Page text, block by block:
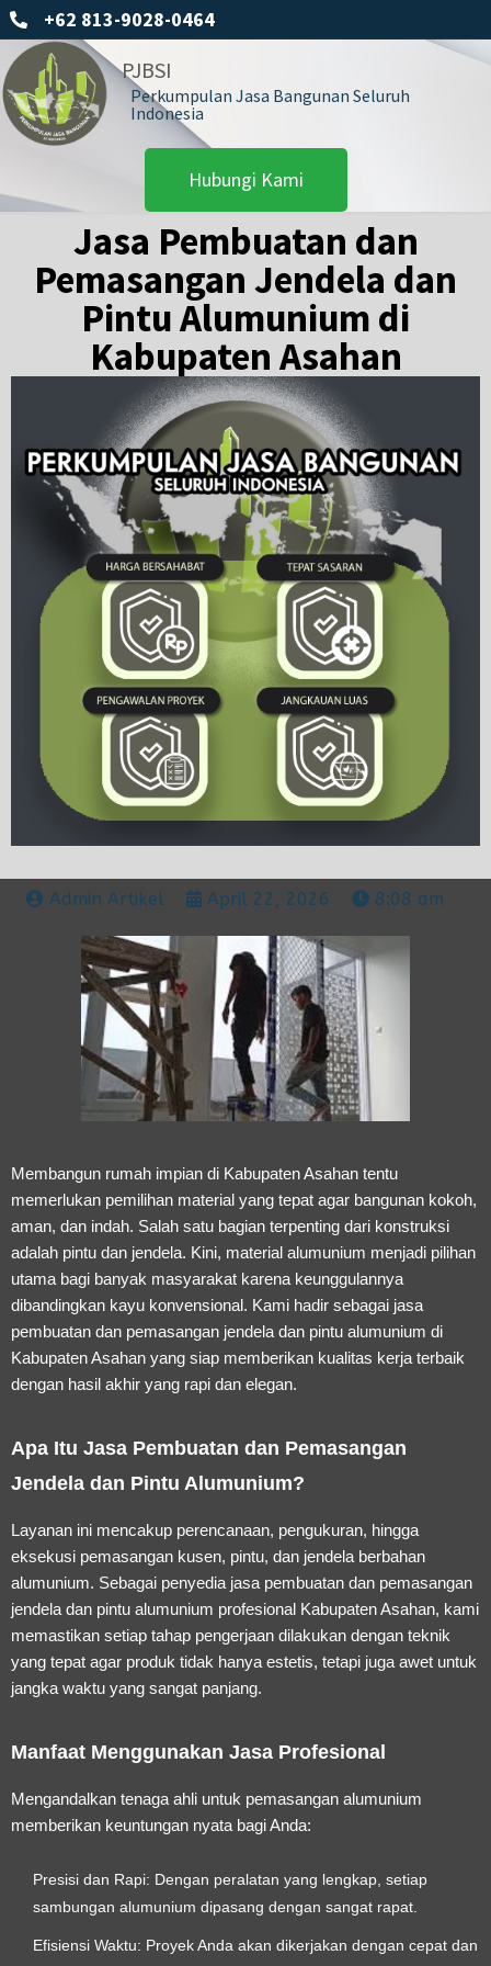
+62 813-9028-0464
PJBSI
Perkumpulan Jasa Bangunan Seluruh
Indonesia
Hubungi Kami
Jasa Pembuatan dan
Pemasangan Jendela dan
Pintu Alumunium di
Kabupaten Asahan
Admin Artikel April 22, 2026 8:08 am
Membangun rumah impian di Kabupaten Asahan tentu
memerlukan pemilihan material yang tepat agar bangunan kokoh,
aman, dan indah. Salah satu bagian terpenting dari konstruksi
adalah pintu dan jendela. Kini, material alumunium menjadi pilihan
utama bagi banyak masyarakat karena keunggulannya
dibandingkan kayu konvensional. Kami hadir sebagai jasa
pembuatan dan pemasangan jendela dan pintu alumunium di
Kabupaten Asahan yang siap memberikan kualitas kerja terbaik
dengan hasil akhir yang rapi dan elegan.
Apa Itu Jasa Pembuatan dan Pemasangan
Jendela dan Pintu Alumunium?
Layanan ini mencakup perencanaan, pengukuran, hingga
eksekusi pemasangan kusen, pintu, dan jendela berbahan
alumunium. Sebagai penyedia jasa pembuatan dan pemasangan
jendela dan pintu alumunium profesional Kabupaten Asahan, kami
memastikan setiap tahap pengerjaan dilakukan dengan teknik
yang tepat agar produk tidak hanya estetis, tetapi juga awet untuk
jangka waktu yang sangat panjang.
Manfaat Menggunakan Jasa Profesional
Mengandalkan tenaga ahli untuk pemasangan alumunium
memberikan keuntungan nyata bagi Anda:
Presisi dan Rapi: Dengan peralatan yang lengkap, setiap
sambungan alumunium dipasang dengan sangat rapat.
Efisiensi Waktu: Proyek Anda akan dikerjakan dengan cepat dan